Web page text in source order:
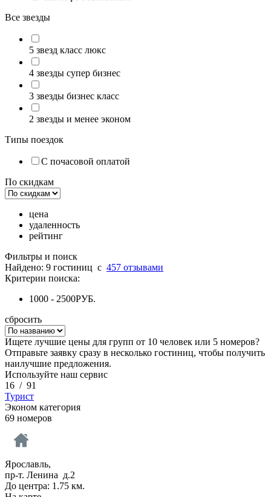
Все звезды
5 звезд класс люкс
4 звезды супер бизнес
3 звезды бизнес класс
2 звезды и менее эконом
Типы поездок
С почасовой оплатой
По скидкам
цена
удаленность
рейтинг
Фильтры и поиск
Найдено: 9 гостиниц c 457 отзывами
Критерии поиска:
1000 - 2500РУБ.
сбросить
Ищете лучшие цены для групп от 10 человек или 5 номеров?
Отправьте заявку сразу в несколько гостиниц, чтобы получить
наилучшие предложения.
Используйте наш сервис
16 / 91
Турист
Эконом категория
69 номеров
Ярославль,
пр-т. Ленина д.2
До центра: 1.75 км.